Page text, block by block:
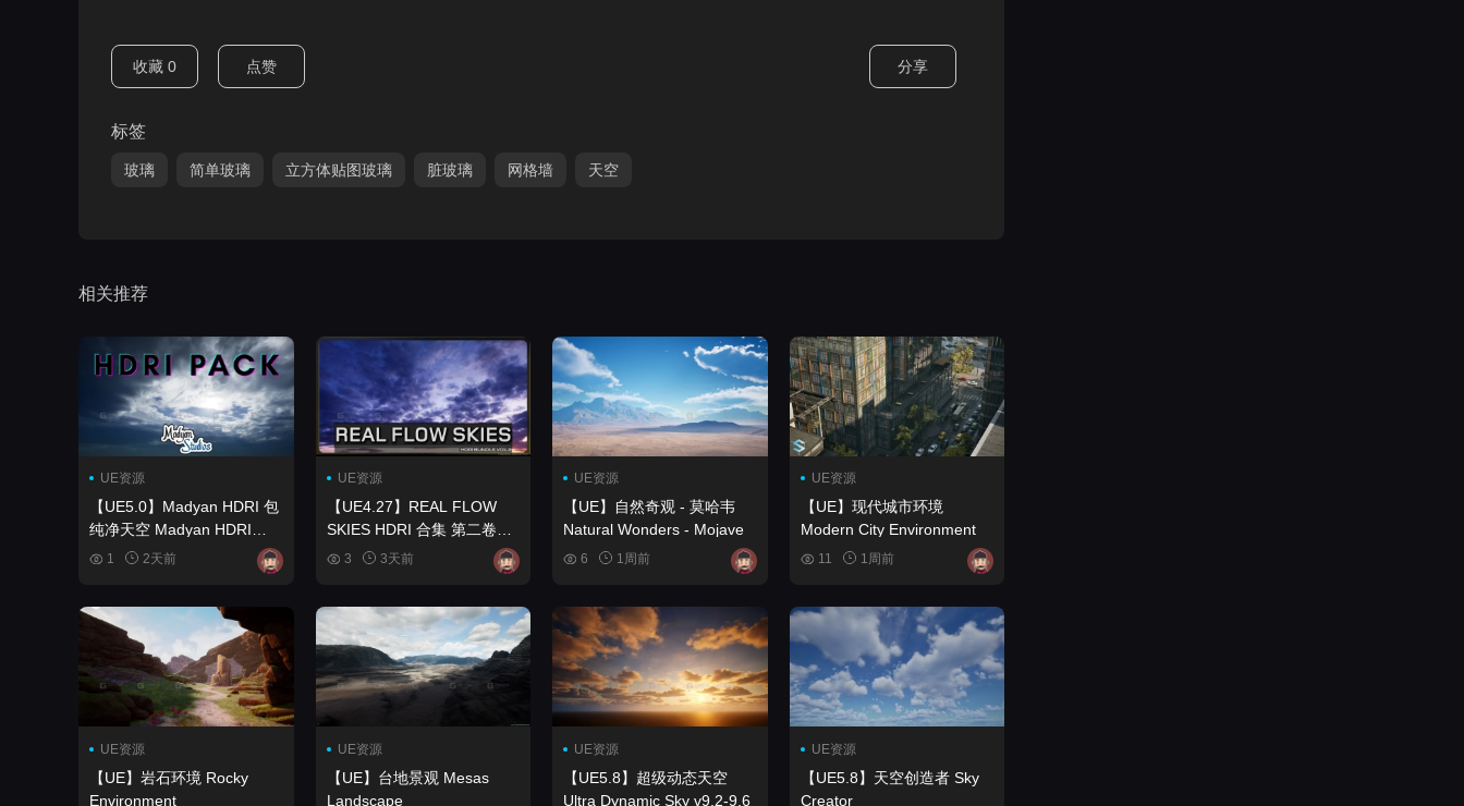
收藏 0 点赞 分享
标签
玻璃 简单玻璃 立方体贴图玻璃 脏玻璃 网格墙 天空
相关推荐
UE资源
【UE5.0】Madyan HDRI 包
纯净天空 Madyan HDRI
pack Pure Sky
1 2天前
UE资源
【UE4.27】REAL FLOW
SKIES HDRI 合集 第二卷
REAL FLOW SKIES HDRI
3 3天前
UE资源
【UE】自然奇观 - 莫哈韦
Natural Wonders - Mojave
6 1周前
UE资源
【UE】现代城市环境
Modern City Environment
11 1周前
UE资源
【UE】岩石环境 Rocky
Environment
UE资源
【UE】台地景观 Mesas
Landscape
UE资源
【UE5.8】超级动态天空
Ultra Dynamic Sky v9.2-9.6
UE资源
【UE5.8】天空创造者 Sky
Creator